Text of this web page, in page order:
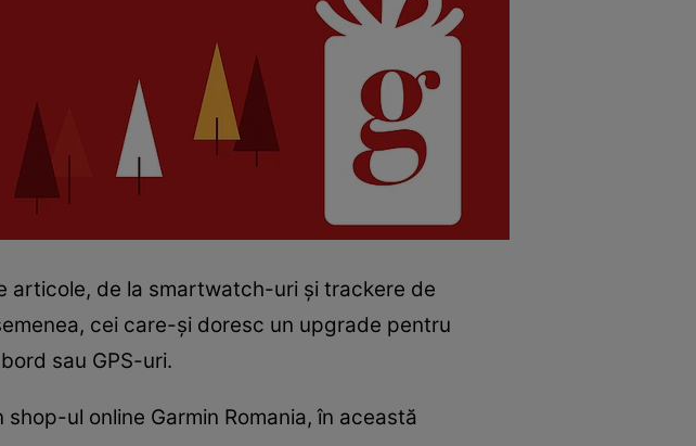
articole, de la smartwatch-uri și trackere de
cei care-și doresc un upgrade pentru
sau GPS-uri.
ul online Garmin Romania, în această